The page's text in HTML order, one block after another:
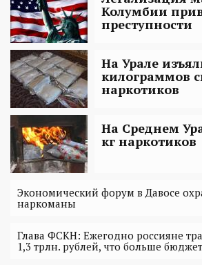
Колумбии
преступности
На Урале
килограммов
наркотиков
На Среднем
кг наркотиков
Экономический форум в Давосе
наркоманы
Глава ФСКН: Ежегодно россияне
1,3 трлн. рублей, что больше